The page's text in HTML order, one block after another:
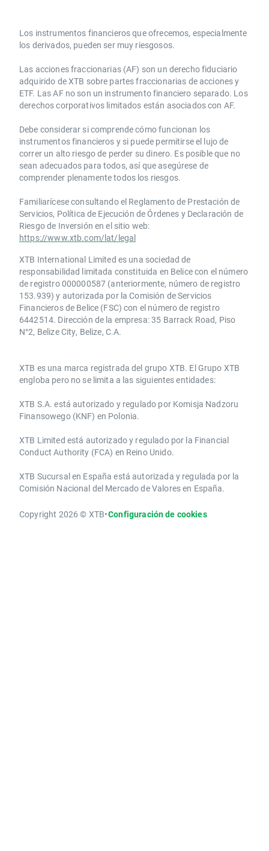
Los instrumentos financieros que ofrecemos, especialmente
los derivados, pueden ser muy riesgosos.
Las acciones fraccionarias (AF) son un derecho fiduciario
adquirido de XTB sobre partes fraccionarias de acciones y
ETF. Las AF no son un instrumento financiero separado. Los
derechos corporativos limitados están asociados con AF.
Debe considerar si comprende cómo funcionan los
instrumentos financieros y si puede permitirse el lujo de
correr un alto riesgo de perder su dinero. Es posible que no
sean adecuados para todos, así que asegúrese de
comprender plenamente todos los riesgos.
Familiarícese consultando el Reglamento de Prestación de
Servicios, Política de Ejecución de Órdenes y Declaración de
Riesgo de Inversión en el sitio web:
https://www.xtb.com/lat/legal
XTB International Limited es una sociedad de
responsabilidad limitada constituida en Belice con el número
de registro 000000587 (anteriormente, número de registro
153.939) y autorizada por la Comisión de Servicios
Financieros de Belice (FSC) con el número de registro
6442514. Dirección de la empresa: 35 Barrack Road, Piso
N°2, Belize City, Belize, C.A.
​​XTB es una marca registrada del grupo XTB. El Grupo XTB
engloba pero no se limita a las siguientes entidades:
XTB S.A.​ está autorizado y regulado por Komisja Nadzoru
Finansowego (KNF) ​en Polonia.
XTB Limited ​está autorizado y regulado por la ​Financial
Conduct Authority ​(FCA) en ​​Reino Unido.
XTB Sucursal en España está autorizada y regulada por la
Comisión Nacional del Mercado de Valores en España.
Copyright 2026 © XTB•Configuración de cookies